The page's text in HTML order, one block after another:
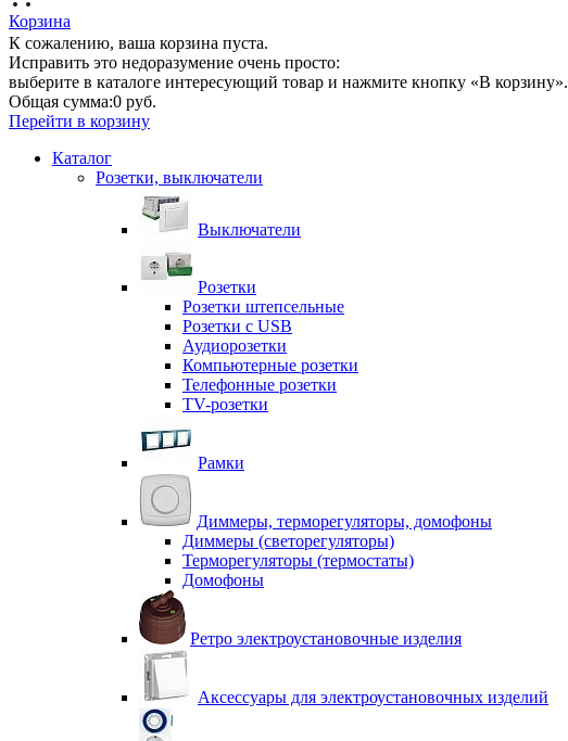
Корзина
К сожалению, ваша корзина пуста.
Исправить это недоразумение очень просто:
выберите в каталоге интересующий товар и нажмите кнопку «В корзину».
Общая сумма:0 руб.
Перейти в корзину
Каталог
Розетки, выключатели
Выключатели
Розетки
Розетки штепсельные
Розетки с USB
Аудиорозетки
Компьютерные розетки
Телефонные розетки
TV-розетки
Рамки
Диммеры, терморегуляторы, домофоны
Диммеры (светорегуляторы)
Терморегуляторы (термостаты)
Домофоны
Ретро электроустановочные изделия
Аксессуары для электроустановочных изделий